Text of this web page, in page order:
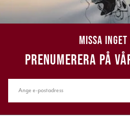
MISSA
PRENUMERERA PÅ